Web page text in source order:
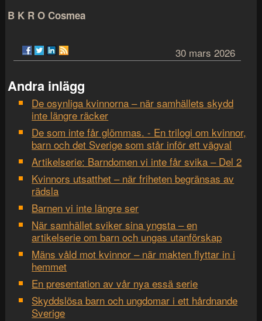
B K R O Cosmea
30 mars 2026
Andra inlägg
De osynliga kvinnorna – när samhällets skydd
inte längre räcker
De som inte får glömmas. - En trilogi om kvinnor,
barn och det Sverige som står inför ett vägval
Artikelserie: Barndomen vi inte får svika – Del 2
Kvinnors utsatthet – när friheten begränsas av
rädsla
Barnen vi inte längre ser
När samhället sviker sina yngsta – en
artikelserie om barn och ungas utanförskap
Mäns våld mot kvinnor – när makten flyttar in i
hemmet
En presentation av vår nya essä serie
Skyddslösa barn och ungdomar i ett hårdnande
Sverige